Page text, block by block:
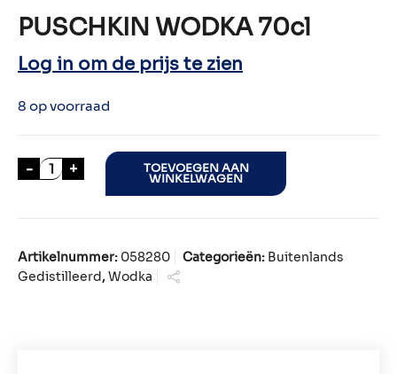
PUSCHKIN WODKA 70cl
Log in om de prijs te zien
8 op voorraad
- PUSCHKIN WODKA 70cl aantal
+ TOEVOEGEN AAN
WINKELWAGEN
Artikelnummer: 058280 Categorieën: Buitenlands
Gedistilleerd,Wodka